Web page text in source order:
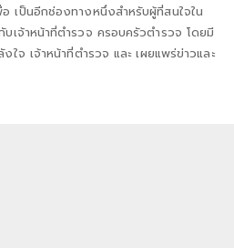
เป็นอีกช่องทางหนึ่งสำหรับผู้ที่สนใจใน
เจ้าหน้าที่ตำรวจ ครอบครัวตำรวจ โดยมี
ใจ เจ้าหน้าที่ตำรวจ และ เผยแพร่ข่าวและ